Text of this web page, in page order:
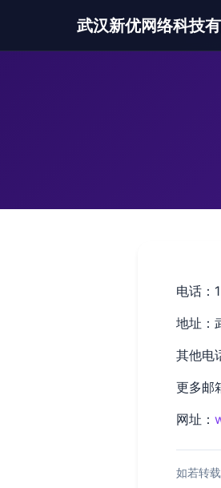
武汉新优网络科技
电话：
地址：
其他电
更多邮
网址：
如若转